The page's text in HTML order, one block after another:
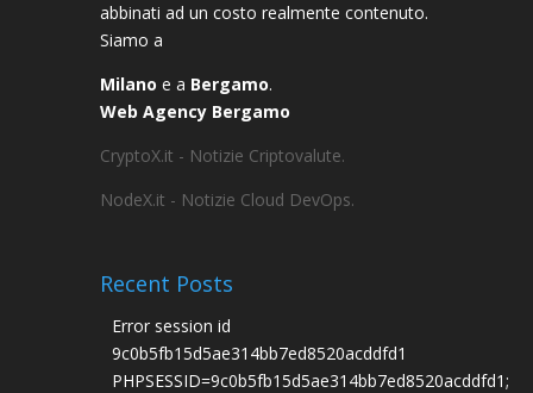
abbinati ad un costo realmente contenuto.
Siamo a
Milano e a Bergamo.
Web Agency Bergamo
CryptoX.it - Notizie Criptovalute.
NodeX.it - Notizie Cloud DevOps.
Recent Posts
Error session id
9c0b5fb15d5ae314bb7ed8520acddfd1
PHPSESSID=9c0b5fb15d5ae314bb7ed8520acddfd1;